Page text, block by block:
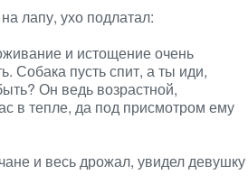
лапу, ухо подлатал:
и истощение очень
Собака пусть спит, а ты иди,
Он ведь возрастной,
в тепле, да под присмотром ему
и весь дрожал, увидел девушку